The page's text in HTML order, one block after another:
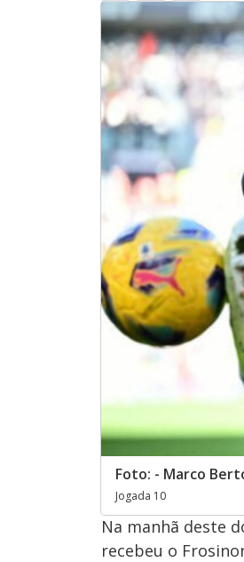
Foto: - Marco
Jogada 10
Na manhã deste
recebeu o